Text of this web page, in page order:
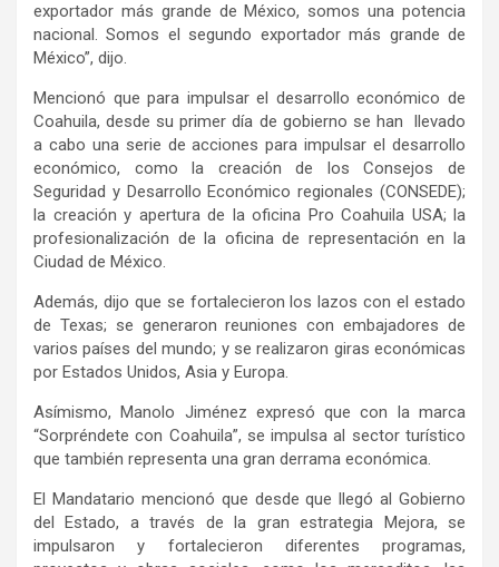
exportador más grande de México, somos una potencia
nacional. Somos el segundo exportador más grande de
México”, dijo.
Mencionó que para impulsar el desarrollo económico de
Coahuila, desde su primer día de gobierno se han llevado
a cabo una serie de acciones para impulsar el desarrollo
económico, como la creación de los Consejos de
Seguridad y Desarrollo Económico regionales (CONSEDE);
la creación y apertura de la oficina Pro Coahuila USA; la
profesionalización de la oficina de representación en la
Ciudad de México.
Además, dijo que se fortalecieron los lazos con el estado
de Texas; se generaron reuniones con embajadores de
varios países del mundo; y se realizaron giras económicas
por Estados Unidos, Asia y Europa.
Asímismo, Manolo Jiménez expresó que con la marca
“Sorpréndete con Coahuila”, se impulsa al sector turístico
que también representa una gran derrama económica.
El Mandatario mencionó que desde que llegó al Gobierno
del Estado, a través de la gran estrategia Mejora, se
impulsaron y fortalecieron diferentes programas,